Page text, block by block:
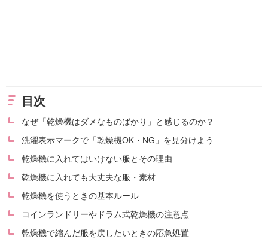
目次
なぜ「乾燥機はダメなものばかり」と感じるのか？
洗濯表示マークで「乾燥機OK・NG」を見分けよう
乾燥機に入れてはいけない服とその理由
乾燥機に入れても大丈夫な服・素材
乾燥機を使うときの基本ルール
コインランドリーやドラム式乾燥機の注意点
乾燥機で縮んだ服を戻したいときの応急処置